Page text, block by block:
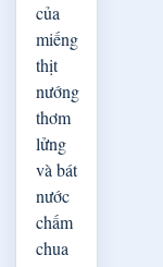
của
miếng
thịt
nướng
thơm
lửng
và bát
nước
chấm
chua